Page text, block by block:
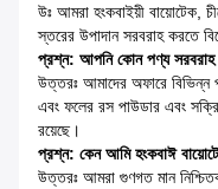
উঃ আমরা হংকবাইয়ী বায়োটেক,
স্তরের উপাদান সরবরাহ করতে
প্রশ্ন: আপনি কোন পণ্য সরবরাহ
উত্তরঃ আমাদের অফারে বিভিন্ন
এবং ফলের রস পাউডার এবং
রয়েছে।
প্রশ্ন: কেন আমি হংকবাঈ
উত্তরঃ আমরা গুণগত মান